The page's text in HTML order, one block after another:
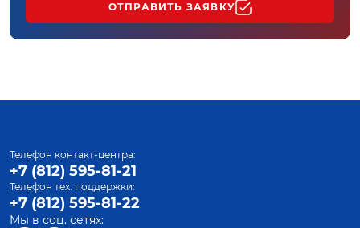
ОТПРАВИТЬ ЗАЯВКУ
Телефон контакт-центра:
+7 (812) 595-81-21
Телефон тех. поддержки:
+7 (812) 595-81-22
Мы в соц. сетях: